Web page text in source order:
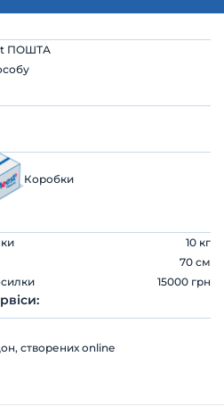
ПОШТА
Коробки
10 кг
70 см
15000 грн
створених online